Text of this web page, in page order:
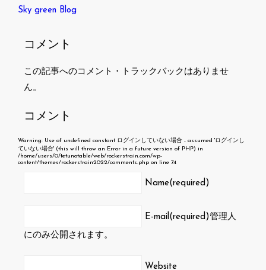
Sky green Blog
コメント
この記事へのコメント・トラックバックはありませ
ん。
コメント
Warning: Use of undefined constant ログインしていない場合 - assumed 'ログインし
ていない場合' (this will throw an Error in a future version of PHP) in
/home/users/0/tetunotable/web/rockerstrain.com/wp-
content/themes/rockerstrain2022/comments.php on line74
Name(required)
E-mail(required)管理人
にのみ公開されます。
Website